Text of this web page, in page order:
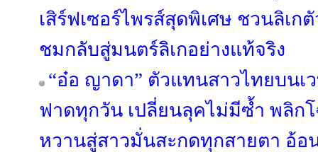
เสิร์ฟเซอร์ไพรส์สุดพิเศษ ชวนลิเก
ชมกลับสู่มนตร์ลิเกอย่างแท้จริง
“อ๋อ ญาดา” ตัวแทนสาวไทยบนเ
ฟาดทุกวัน เปลี่ยนลุคไม่มีซ้ำ พลิก
หวานสู่สาวมั่นสะกดทุกสายตา อ้